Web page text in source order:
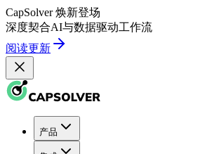
CapSolver 焕新登场
深度契合AI与数据驱动工作流
阅读更新
产品